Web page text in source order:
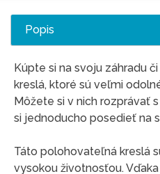
Popis
Kúpte si na svoju záhradu
kreslá, ktoré sú veľmi
Môžete si v nich rozprávať
si jednoducho posedieť na
Táto polohovateľná kreslá
vysokou životnosťou.